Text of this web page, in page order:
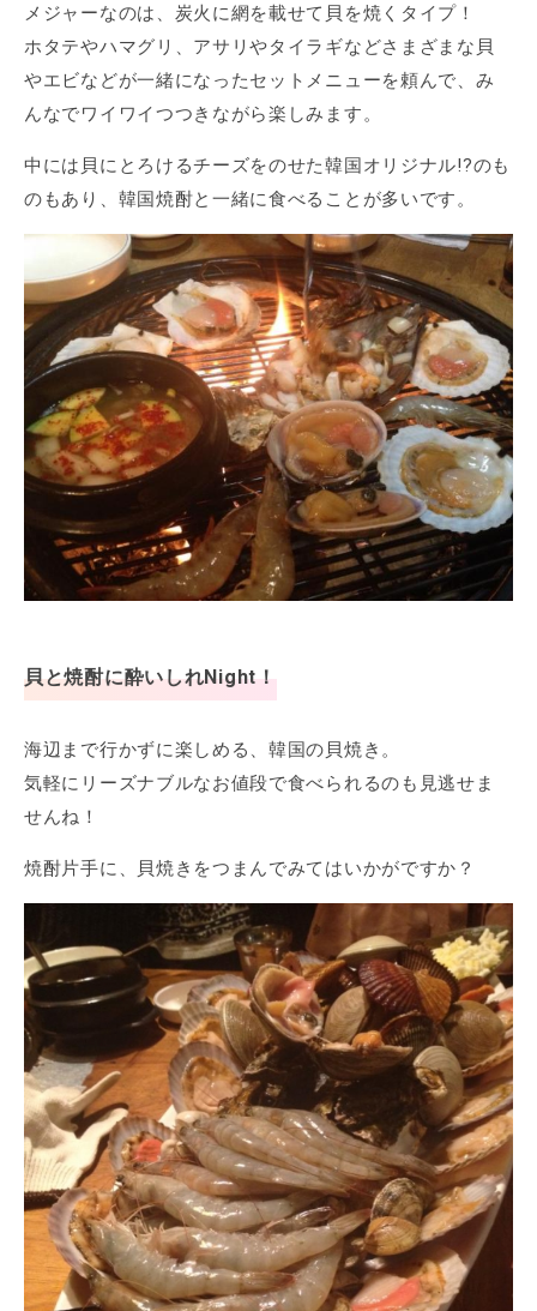
メジャーなのは、炭火に網を載せて貝を焼くタイプ！
ホタテやハマグリ、アサリやタイラギなどさまざまな貝
やエビなどが一緒になったセットメニューを頼んで、み
んなでワイワイつつきながら楽しみます。
中には貝にとろけるチーズをのせた韓国オリジナル!?のも
のもあり、韓国焼酎と一緒に食べることが多いです。
貝と焼酎に酔いしれNight！
海辺まで行かずに楽しめる、韓国の貝焼き。
気軽にリーズナブルなお値段で食べられるのも見逃せま
せんね！
焼酎片手に、貝焼きをつまんでみてはいかがですか？